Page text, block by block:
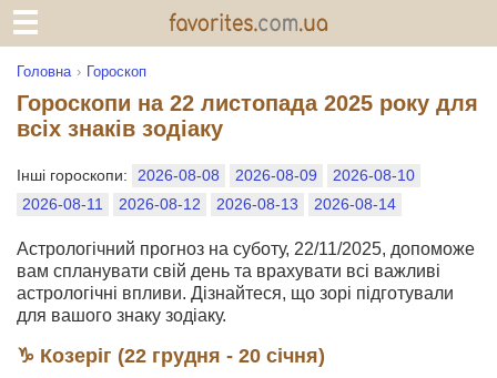
Головна Гороскоп
Гороскопи на 22 листопада 2025 року для
всіх знаків зодіаку
Інші гороскопи: 2026-08-08 2026-08-09
2026-08-10
2026-08-11
2026-08-12 2026-08-13 2026-08-14
Астрологічний прогноз на суботу, 22/11/2025, допоможе
вам спланувати свій день та врахувати всі важливі
астрологічні впливи. Дізнайтеся, що зорі підготували
для вашого знаку зодіаку.
♑ Козеріг (22 грудня - 20 січня)